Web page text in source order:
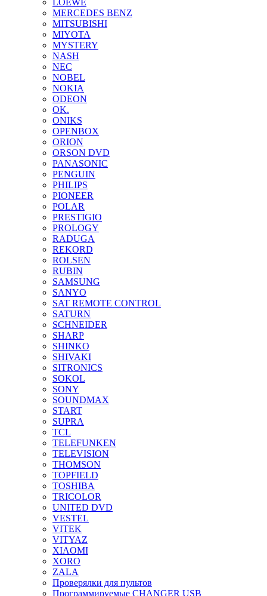
LOEWE
MERCEDES BENZ
MITSUBISHI
MIYOTA
MYSTERY
NASH
NEC
NOBEL
NOKIA
ODEON
OK.
ONIKS
OPENBOX
ORION
ORSON DVD
PANASONIC
PENGUIN
PHILIPS
PIONEER
POLAR
PRESTIGIO
PROLOGY
RADUGA
REKORD
ROLSEN
RUBIN
SAMSUNG
SANYO
SAT REMOTE CONTROL
SATURN
SCHNEIDER
SHARP
SHINKO
SHIVAKI
SITRONICS
SOKOL
SONY
SOUNDMAX
START
SUPRA
TCL
TELEFUNKEN
TELEVISION
THOMSON
TOPFIELD
TOSHIBA
TRICOLOR
UNITED DVD
VESTEL
VITEK
VITYAZ
XIAOMI
XORO
ZALA
Проверялки для пультов
Программируемые CHANGER USB